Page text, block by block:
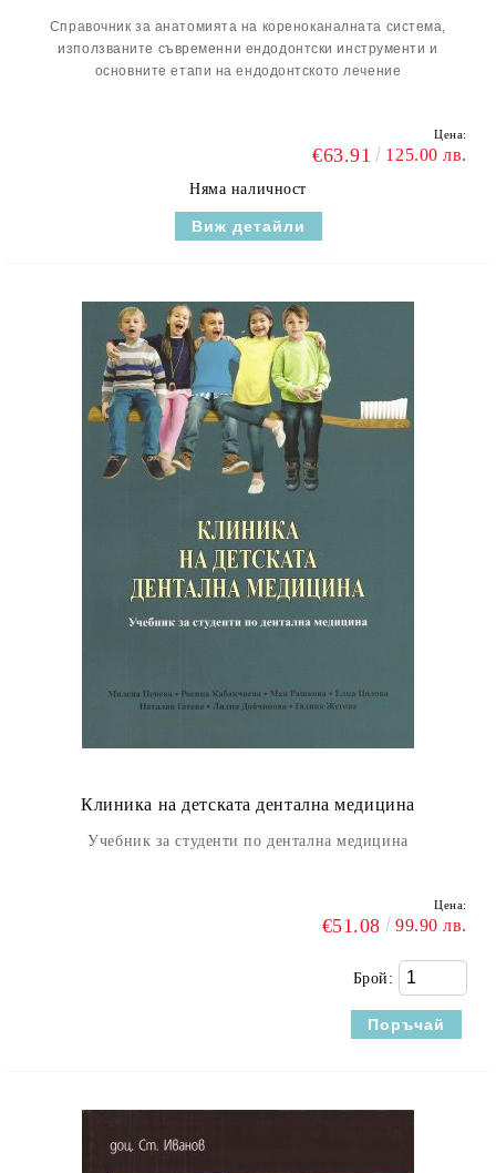
Справочник за анатомията на кореноканалната система,
използваните съвременни ендодонтски инструменти и
основните етапи на ендодонтското лечение
Цена:
€63.91 125.00 лв.
Няма наличност
Виж детайли
Клиника на детската дентална медицина
Учебник за студенти по дентална медицина
Цена:
€51.08 99.90 лв.
Брой: